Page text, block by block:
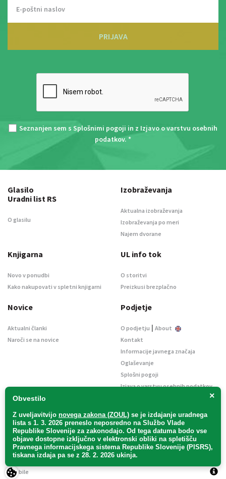
PRIJAVA
Seznanjen sem s Splošnimi pogoji in z Izjavo o varstvu osebnih
podatkov. *
×
Obvestilo
Z uveljavitvijo novega zakona (ZOUL) se je izdajanje uradnega
lista s 1. 3. 2026 preneslo neposredno na Službo Vlade
Republike Slovenije za zakonodajo. Od tega datuma bodo vse
objave dostopne izključno v elektronski obliki na spletišču
Pravnega informacijskega sistema Republike Slovenije (PISRS),
tiskana izdaja pa se z 28. 2. 2026 ukinja.
Glasilo
Uradni list RS
O glasilu
Izobraževanja
Aktualna izobraževanja
Izobraževanja po meri
Najem dvorane
Knjigarna
Novo v ponudbi
Kako nakupovati v spletni knjigarni
UL info tok
O storitvi
Preizkusi brezplačno
Novice
Aktualni članki
Naroči se na novice
Podjetje
O podjetju | About
Kontakt
Informacije javnega značaja
Oglaševanje
Splošni pogoji
Izjava o varstvu osebnih podatkov
Uradni list d. o. o. – v likvidaciji / Vse pravice pridržane.
2Mobile